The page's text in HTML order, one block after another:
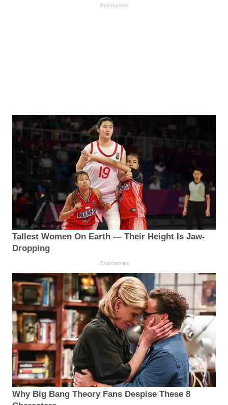
Brainberries
Tallest Women On Earth — Their Height Is Jaw-
Dropping
Brainberries
Why Big Bang Theory Fans Despise These 8